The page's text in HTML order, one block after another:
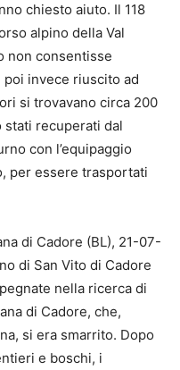
chiesto aiuto. Il 118
alpino della Val
non consentisse
poi invece riuscito ad
si trovavano circa 200
recuperati dal
con l’equipaggio
per essere trasportati
di Cadore (BL), 21-07-
di San Vito di Cadore
nella ricerca di
di Cadore, che,
si era smarrito. Dopo
e boschi, i